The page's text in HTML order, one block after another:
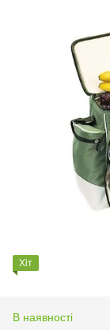
Хіт
В наявності